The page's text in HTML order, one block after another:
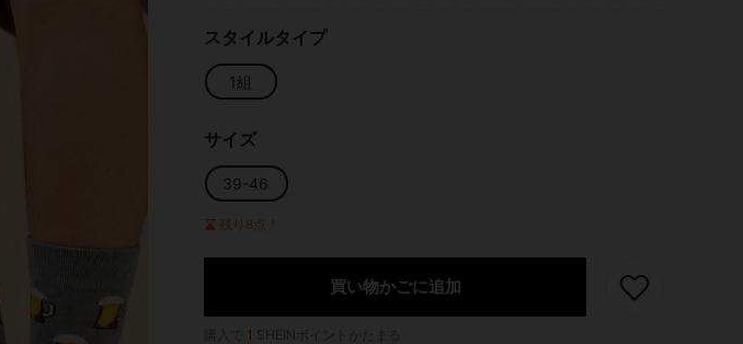
スタイルタイプ
1組
サイズ
39-46
残り8点！
買い物かごに追加
1